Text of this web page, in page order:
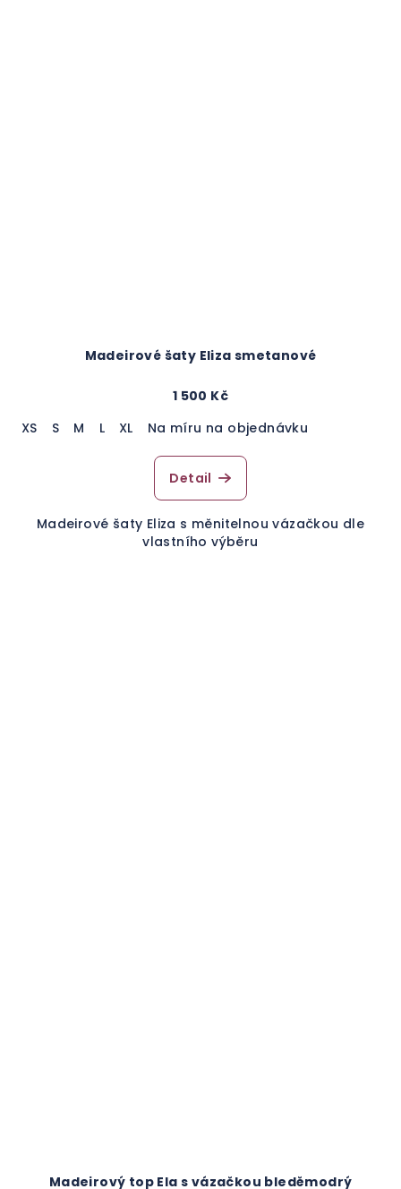
Madeirové šaty Eliza smetanové
1 500 Kč
XS
S M L XL Na míru na objednávku
Detail
Madeirové šaty Eliza s měnitelnou vázačkou dle
vlastního výběru
Madeirový top Ela s vázačkou bleděmodrý